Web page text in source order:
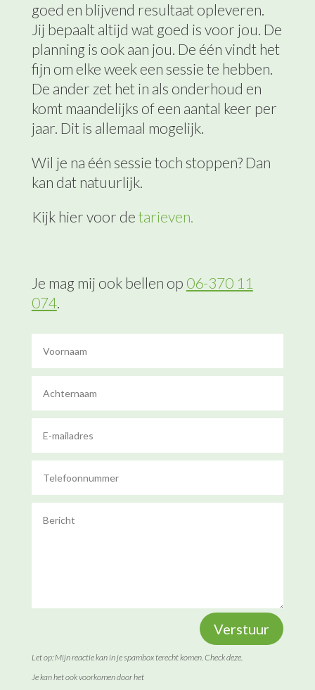
goed en blijvend resultaat opleveren.
Jij bepaalt altijd wat goed is voor jou. De
planning is ook aan jou. De één vindt het
fijn om elke week een sessie te hebben.
De ander zet het in als onderhoud en
komt maandelijks of een aantal keer per
jaar. Dit is allemaal mogelijk.
Wil je na één sessie toch stoppen? Dan
kan dat natuurlijk.
Kijk hier voor de tarieven.
Je mag mij ook bellen op 06-370 11
074.
Verstuur
Let op: Mijn reactie kan in je spambox terecht komen. Check deze.
Je kan het ook voorkomen door het